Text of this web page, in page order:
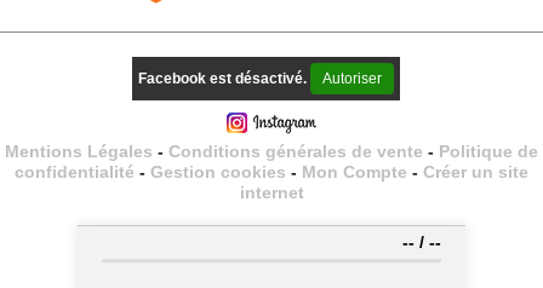
Facebook est désactivé. Autoriser
Mentions Légales Conditions générales de vente
Politique de
confidentialité
Gestion cookies Mon Compte
Créer un site
internet
-- / --